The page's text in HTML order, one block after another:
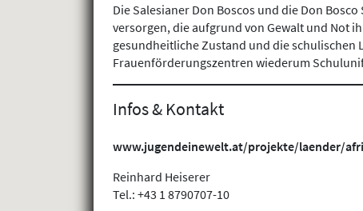
Die Salesianer Don Boscos und die Don
versorgen, die aufgrund von Gewalt und Not
gesundheitliche Zustand und die schulischen
Frauenförderungszentren wiederum
Infos & Kontakt
www.jugendeinewelt.at/projekte/laender/
Reinhard Heiserer
Tel.: +43 1 8790707-10